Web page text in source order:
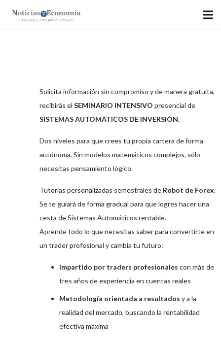
CURSO DE SISTEMAS
Solicita información sin compromiso y de manera gratuita,
recibirás el SEMINARIO INTENSIVO presencial de
SISTEMAS AUTOMÁTICOS DE INVERSIÓN.
Dos niveles para que crees tu propia cartera de forma
autónoma. Sin modelos matemáticos complejos, sólo
necesitas pensamiento lógico.
Tutorías personalizadas semestrales de Robot de Forex.
Se te guiará de forma gradual para que logres hacer una
cesta de Sistemas Automáticos rentable.
Aprende todo lo que necesitas saber para convertirte en
un trader profesional y cambia tu futuro:
Impartido por traders profesionales con más de
tres años de experiencia en cuentas reales
Metodología orientada a resultados y a la
realidad del mercado, buscando la rentabilidad
efectiva máxima